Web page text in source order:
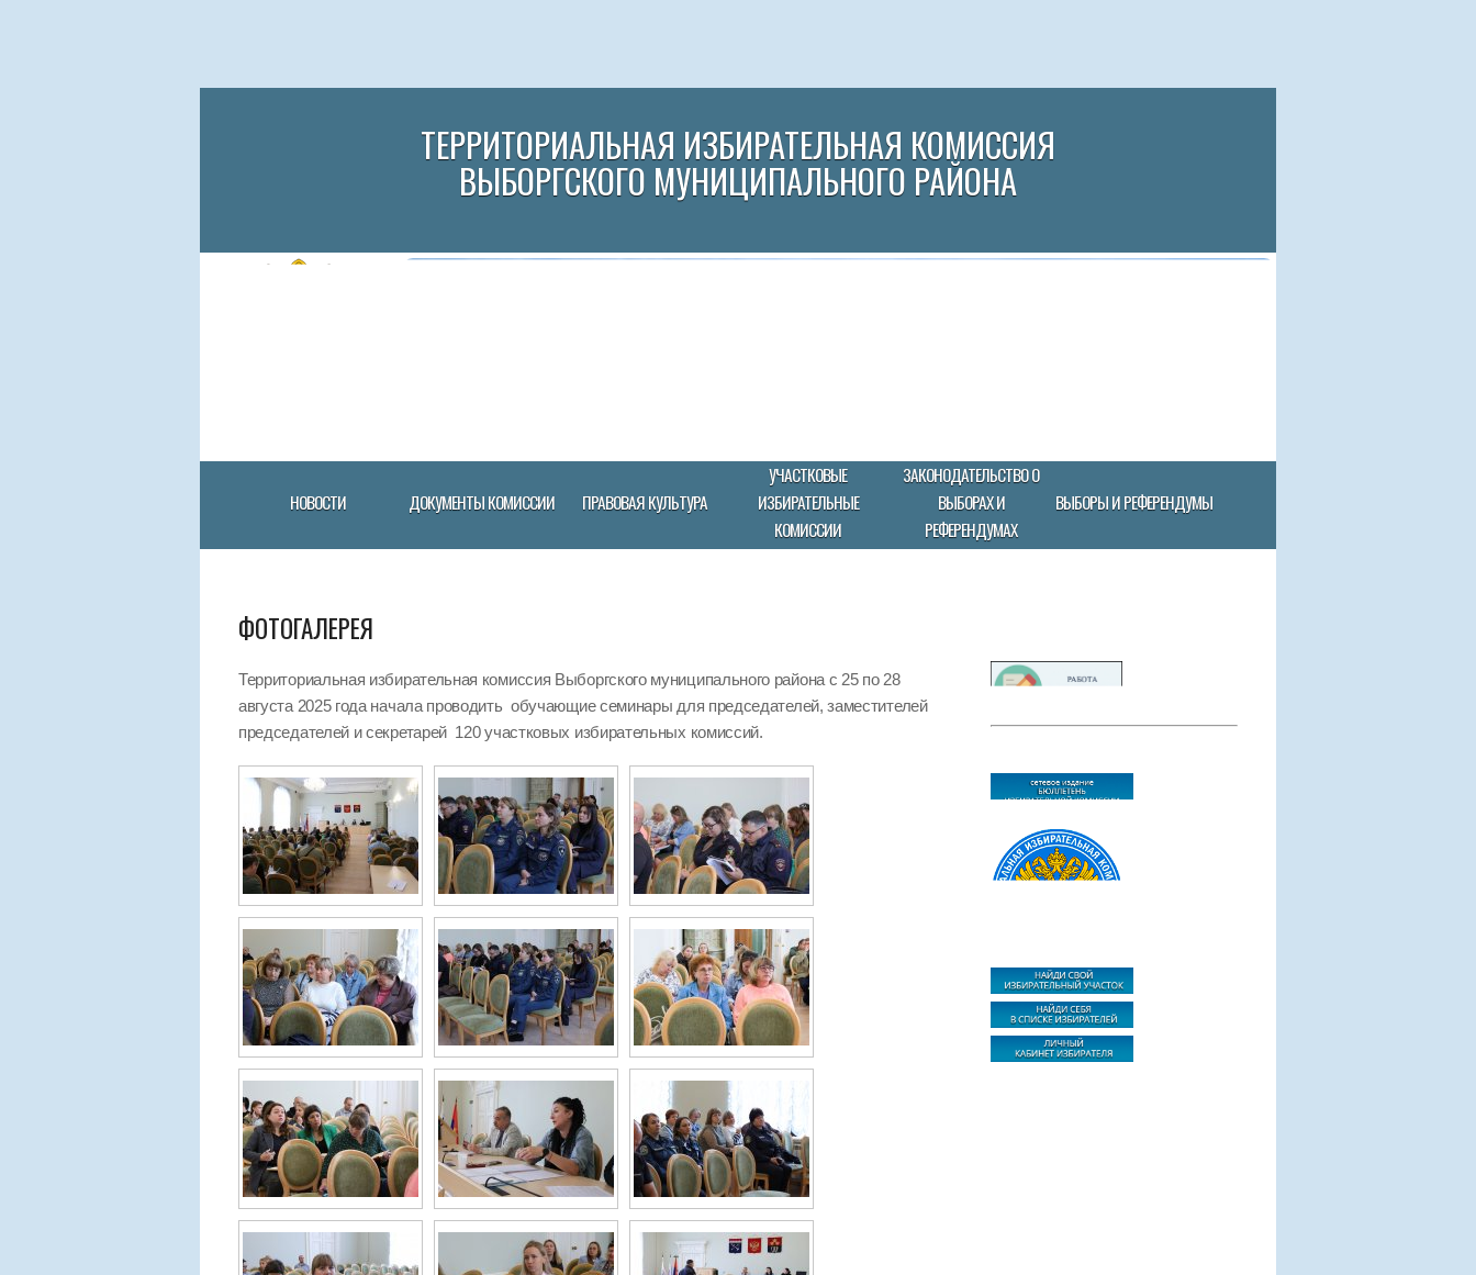
ТЕРРИТОРИАЛЬНАЯ ИЗБИРАТЕЛЬНАЯ КОМИССИЯ
ВЫБОРГСКОГО МУНИЦИПАЛЬНОГО РАЙОНА
НОВОСТИ ДОКУМЕНТЫ КОМИССИИ ПРАВОВАЯ КУЛЬТУРА
УЧАСТКОВЫЕ
ИЗБИРАТЕЛЬНЫЕ
КОМИССИИ
ЗАКОНОДАТЕЛЬСТВО О
ВЫБОРАХ И
РЕФЕРЕНДУМАХ
ВЫБОРЫ И РЕФЕРЕНДУМЫ
ФОТОГАЛЕРЕЯ
Территориальная избирательная комиссия Выборгского муниципального района с 25 по 28
августа 2025 года начала проводить обучающие семинары для председателей, заместителей
председателей и секретарей 120 участковых избирательных комиссий.